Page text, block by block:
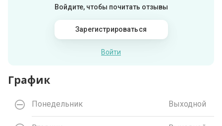
Войдите, чтобы почитать отзывы
Зарегистрироваться
Войти
График
Понедельник Выходной